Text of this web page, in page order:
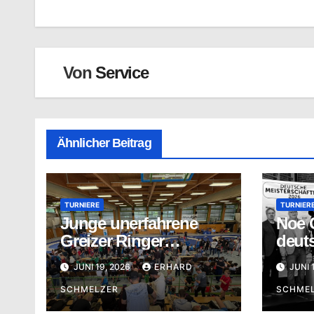
VonService
Ähnlicher Beitrag
TURNIERE
Junge unerfahrene
Greizer Ringer
überraschen mit guten
Ergebnissen
JUNI 19, 2026 ERHARD
SCHMELZER
Noe
JUNI